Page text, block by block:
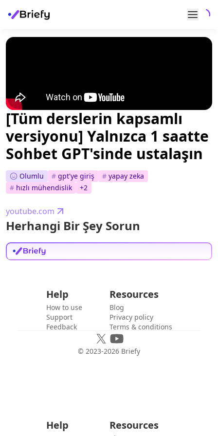
[Tüm derslerin kapsamlı
versiyonu] Yalnızca 1 saatte
Sohbet GPT'sinde ustalaşın
Olumlu # gpt'ye giriş # yapay zeka
# hızlı mühendislik +2
youtube.com
Herhangi Bir Şey Sorun
Help
How to use
Support
Feedback
Resources
Blog
Privacy policy
Terms & conditions
© 2023-2026 Briefy
Help Resources